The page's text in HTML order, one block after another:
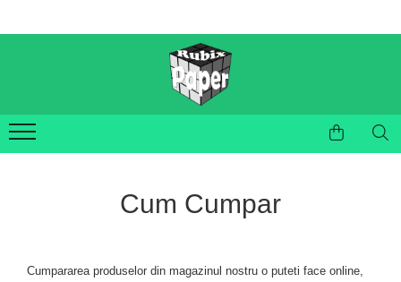
Literatură Clasică
Mistere și Thrillere
Science Fiction și Fantasy
Biografii și Memorii
Istorie și Cultură
Cum Cumpar
Cumpararea produselor din magazinul nostru o puteti face online,